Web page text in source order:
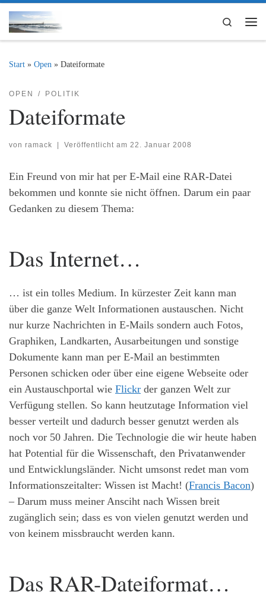
Zum Inhalt springen
Search
Start » Open » Dateiformate
OPEN POLITIK
Dateiformate
von ramack | Veröffentlicht am 22. Januar 2008
Ein Freund von mir hat per E-Mail eine RAR-Datei
bekommen und konnte sie nicht öffnen. Darum ein paar
Gedanken zu diesem Thema:
Das Internet…
… ist ein tolles Medium. In kürzester Zeit kann man
über die ganze Welt Informationen austauschen. Nicht
nur kurze Nachrichten in E-Mails sondern auch Fotos,
Graphiken, Landkarten, Ausarbeitungen und sonstige
Dokumente kann man per E-Mail an bestimmten
Personen schicken oder über eine eigene Webseite oder
ein Austauschportal wie Flickr der ganzen Welt zur
Verfügung stellen. So kann heutzutage Information viel
besser verteilt und dadurch besser genutzt werden als
noch vor 50 Jahren. Die Technologie die wir heute haben
hat Potential für die Wissenschaft, den Privatanwender
und Entwicklungsländer. Nicht umsonst redet man vom
Informationszeitalter: Wissen ist Macht! (Francis Bacon)
– Darum muss meiner Ansciht nach Wissen breit
zugänglich sein; dass es von vielen genutzt werden und
von keinem missbraucht werden kann.
Das RAR-Dateiformat…